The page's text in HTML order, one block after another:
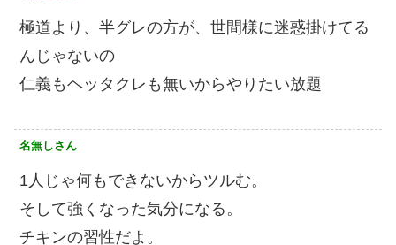
極道より、半グレの方が、世間様に迷惑掛けてる
んじゃないの
仁義もヘッタクレも無いからやりたい放題
名無しさん
1人じゃ何もできないからツルむ。
そして強くなった気分になる。
チキンの習性だよ。